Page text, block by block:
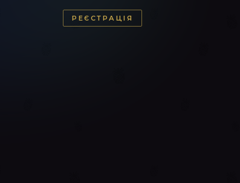
РЕЄСТРАЦІЯ